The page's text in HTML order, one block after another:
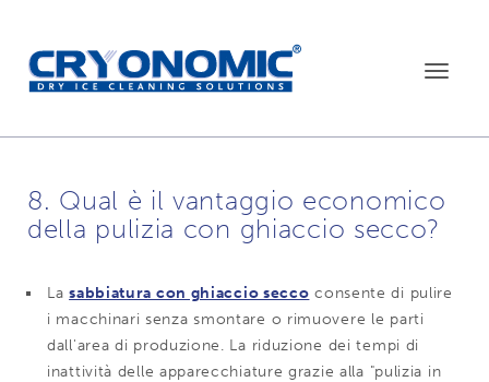
Toggle
8. Qual è il vantaggio economico
della pulizia con ghiaccio secco?
Lasabbiatura con ghiaccio secco consente di pulire
i macchinari senza smontare o rimuovere le parti
dall'area di produzione. La riduzione dei tempi di
inattività delle apparecchiature grazie alla "pulizia in